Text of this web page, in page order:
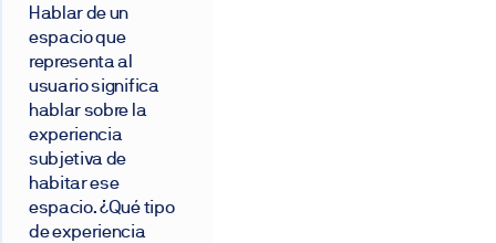
Hablar de un
espacio que
representa al
usuario significa
hablar sobre la
experiencia
subjetiva de
habitar ese
espacio. ¿Qué tipo
de experiencia